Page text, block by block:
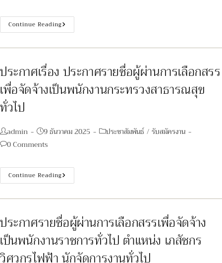
Continue Readingประกาศ
เรื่อง
ราย
ผ่าน
การ
เลือกสรร
เพื่อ
จัด
ประกาศเรื่อง ประกาศรายชื่อผู้ผ่านการเลือกสรร
เพื่อจัดจ้างเป็นพนักงานกระทรวงสาธารณสุข
ทั่วไป
Post
author:
admin
Post
published:
9 ธันวาคม 2025
Postประชาสัมพันธ์ / รับสมัครงาน
Post0 Comments
Continue Readingประกาศ
เรื่อง
ราย
ผ่าน
การ
เลือกสรร
เพื่อ
จัด
จ้าง
เป็น
ประกาศรายชื่อผู้ผ่านการเลือกสรรเพื่อจัดจ้าง
เป็นพนักงานราชการทั่วไป ตำแหน่ง เภสัชกร
วิศวกรไฟฟ้า นักจัดการงานทั่วไป